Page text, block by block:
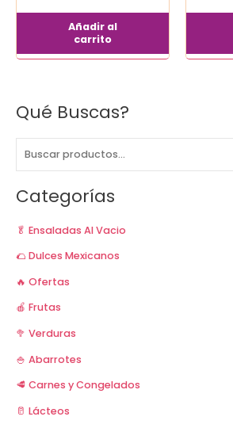
Qué Buscas?
B
c
a
p
Categorías
🥬 Ensaladas Al Vacio
🌮 Dulces Mexicanos
🔥 Ofertas
🍎 Frutas
🥦 Verduras
🍚 Abarrotes
🥩 Carnes y Congelados
🥛 Lácteos
Añadir al
carrito